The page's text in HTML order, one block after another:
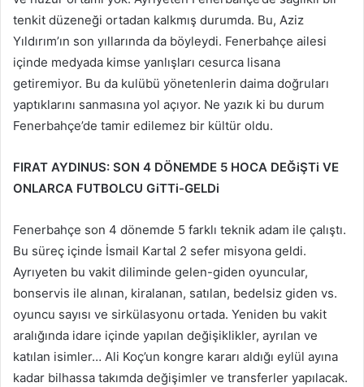
tenkit düzeneği ortadan kalkmış durumda. Bu, Aziz
Yıldırım’ın son yıllarında da böyleydi. Fenerbahçe ailesi
içinde medyada kimse yanlışları cesurca lisana
getiremiyor. Bu da kulübü yönetenlerin daima doğruları
yaptıklarını sanmasına yol açıyor. Ne yazık ki bu durum
Fenerbahçe’de tamir edilemez bir kültür oldu.
FIRAT AYDINUS: SON 4 DÖNEMDE 5 HOCA DEĞiŞTi VE
ONLARCA FUTBOLCU GiTTi-GELDi
Fenerbahçe son 4 dönemde 5 farklı teknik adam ile çalıştı.
Bu süreç içinde İsmail Kartal 2 sefer misyona geldi.
Ayrıyeten bu vakit diliminde gelen-giden oyuncular,
bonservis ile alınan, kiralanan, satılan, bedelsiz giden vs.
oyuncu sayısı ve sirkülasyonu ortada. Yeniden bu vakit
aralığında idare içinde yapılan değişiklikler, ayrılan ve
katılan isimler… Ali Koç’un kongre kararı aldığı eylül ayına
kadar bilhassa takımda değişimler ve transferler yapılacak.